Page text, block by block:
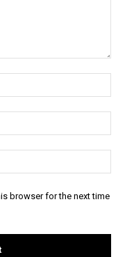
browser for the next time